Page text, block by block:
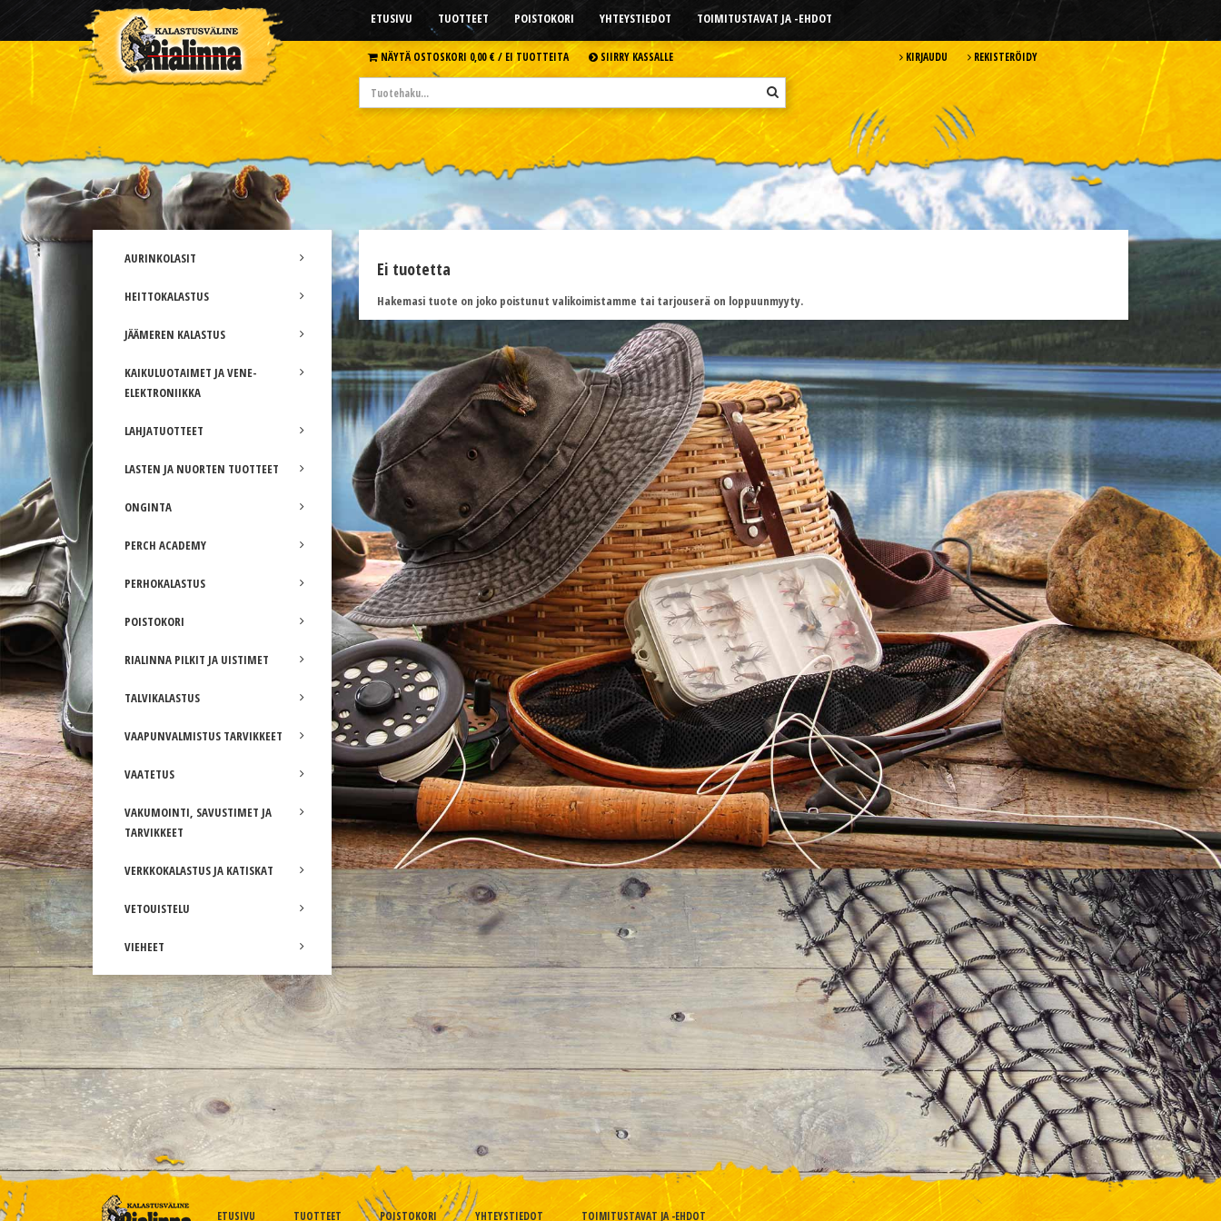
ETUSIVU TUOTTEET POISTOKORI YHTEYSTIEDOT TOIMITUSTAVAT JA -EHDOT
NÄYTÄ OSTOSKORI 0,00 € /EI TUOTTEITA SIIRRY KASSALLE KIRJAUDU REKISTERÖIDY
AURINKOLASIT
HEITTOKALASTUS
JÄÄMEREN KALASTUS
KAIKULUOTAIMET JA VENE-
ELEKTRONIIKKA
LAHJATUOTTEET
LASTEN JA NUORTEN TUOTTEET
ONGINTA
PERCH ACADEMY
PERHOKALASTUS
POISTOKORI
RIALINNA PILKIT JA UISTIMET
TALVIKALASTUS
VAAPUNVALMISTUS TARVIKKEET
VAATETUS
VAKUMOINTI, SAVUSTIMET JA
TARVIKKEET
VERKKOKALASTUS JA KATISKAT
VETOUISTELU
VIEHEET
Ei tuotetta
Hakemasi tuote on joko poistunut valikoimistamme tai tarjouserä on loppuunmyyty.
ETUSIVU TUOTTEET POISTOKORI YHTEYSTIEDOT TOIMITUSTAVAT JA -EHDOT